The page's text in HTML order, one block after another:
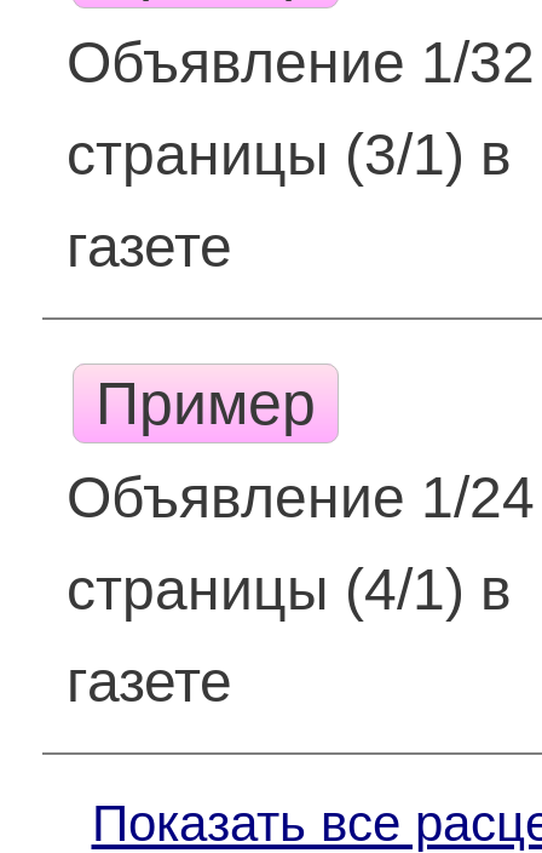
Объявление 1/32
страницы (3/1) в
газете
Пример
Объявление 1/24
страницы (4/1) в
газете
Показать все